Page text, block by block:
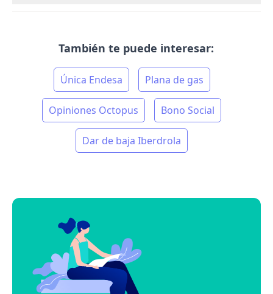
También te puede interesar:
Única Endesa Plana de gas
Opiniones Octopus Bono Social
Dar de baja Iberdrola